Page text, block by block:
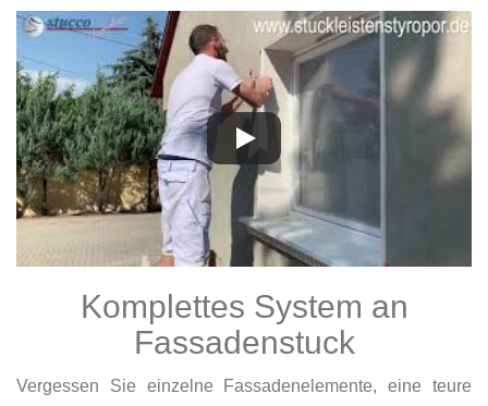
Komplettes System an
Fassadenstuck
Vergessen Sie einzelne Fassadenelemente, eine teure